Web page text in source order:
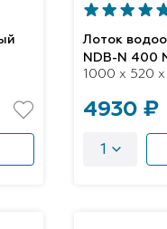
Лоток
NDB-N 400
1000 x 520 x
4930 ₽
1